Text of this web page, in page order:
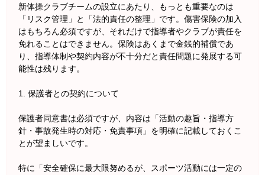
新体操クラブチームの設立にあたり、もっとも重要なのは
「リスク管理」と「法的責任の整理」です。傷害保険の加入
はもちろん必須ですが、それだけで指導者やクラブが責任を
免れることはできません。保険はあくまで金銭的補償であ
り、指導体制や契約内容が不十分だと責任問題に発展する可
能性は残ります。
1. 保護者との契約について
保護者同意書は必須ですが、内容は「活動の趣旨・指導方
針・事故発生時の対応・免責事項」を明確に記載しておくこ
とが望ましいです。
特に「安全確保に最大限努めるが、スポーツ活動には一定の